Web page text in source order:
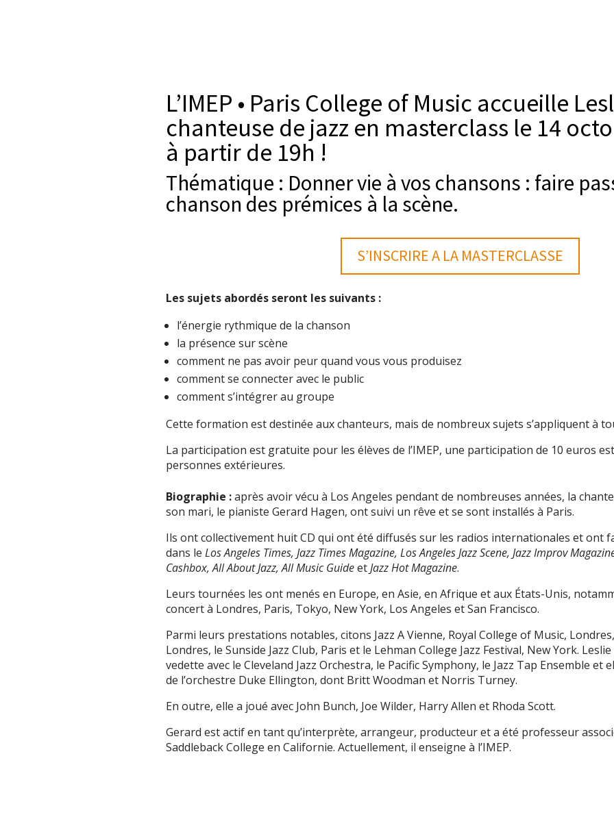
L’IMEP • Paris College of Music accueille
chanteuse de jazz en masterclass le 14
à partir de 19h !
Thématique : Donner vie à vos chansons : faire
chanson des prémices à la scène.
S’INSCRIRE A LA MASTERCLASSE
Les sujets abordés seront les suivants :
l’énergie rythmique de la chanson
la présence sur scène
comment ne pas avoir peur quand vous vous produisez
comment se connecter avec le public
comment s’intégrer au groupe
Cette formation est destinée aux chanteurs, mais de nombreux sujets s’appliquent à
La participation est gratuite pour les élèves de l’IMEP, une participation de 10 euros
personnes extérieures.
Biographie :après avoir vécu à Los Angeles pendant de nombreuses années, la
son mari, le pianiste Gerard Hagen, ont suivi un rêve et se sont installés à Paris.
Ils ont collectivement huit CD qui ont été diffusés sur les radios internationales et ont
dans le Los Angeles Times, Jazz Times Magazine, Los Angeles Jazz Scene, Jazz Improv
Cashbox, All About Jazz, All Music GuideetJazz Hot Magazine.
Leurs tournées les ont menés en Europe, en Asie, en Afrique et aux États-Unis,
concert à Londres, Paris, Tokyo, New York, Los Angeles et San Francisco.
Parmi leurs prestations notables, citons Jazz A Vienne, Royal College of Music,
Londres, le Sunside Jazz Club, Paris et le Lehman College Jazz Festival, New York.
vedette avec le Cleveland Jazz Orchestra, le Pacific Symphony, le Jazz Tap Ensemble et
de l’orchestre Duke Ellington, dont Britt Woodman et Norris Turney.
En outre, elle a joué avec John Bunch, Joe Wilder, Harry Allen et Rhoda Scott.
Gerard est actif en tant qu’interprète, arrangeur, producteur et a été professeur
Saddleback College en Californie. Actuellement, il enseigne à l’IMEP.